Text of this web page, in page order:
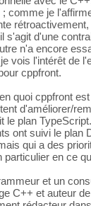
comme je
s'agit d'une
n'a encore
vois l'intérêt de
cppfront.
quoi cppfront
d'améliorer/
le plan
ont suivi le plan
qui a des
en ce
et un
C++ et auteur